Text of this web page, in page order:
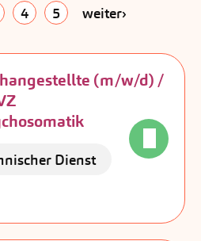
4 5 weiter
(m/w/d) /
Dienst